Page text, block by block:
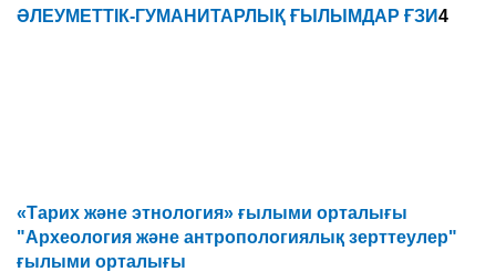
ӘЛЕУМЕТТІК-ГУМАНИТАРЛЫҚ ҒЫЛЫМДАР ҒЗИ4
«Тарих және этнология» ғылыми орталығы
"Археология және антропологиялық зерттеулер"
ғылыми орталығы